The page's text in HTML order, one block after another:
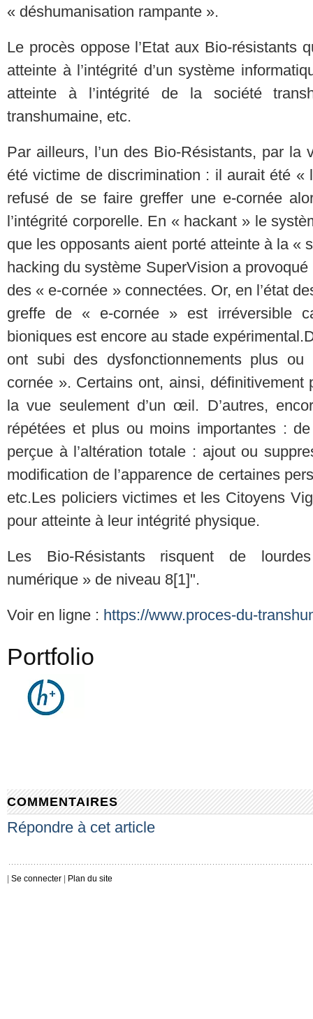
« déshumanisation rampante ».
Le procès oppose l’Etat aux Bio-résistants
atteinte à l’intégrité d’un système
atteinte à l’intégrité de la société
transhumaine, etc.
Par ailleurs, l’un des Bio-Résistants, par la
été victime de discrimination : il aurait été
refusé de se faire greffer une e-cornée
l’intégrité corporelle. En « hackant » le
que les opposants aient porté atteinte à la «
hacking du système SuperVision a
des « e-cornée » connectées. Or, en l’état
greffe de « e-cornée » est irréversible
bioniques est encore au stade expérimental.
ont subi des dysfonctionnements plus
cornée ». Certains ont, ainsi, définitivement
la vue seulement d’un œil. D’autres,
répétées et plus ou moins importantes :
perçue à l’altération totale : ajout ou
modification de l’apparence de certaines
etc. ​ Les policiers victimes et les Citoyens
pour atteinte à leur intégrité physique.
Les Bio-Résistants risquent de
numérique » de niveau 8[1]".
Voir en ligne : https://www.proces-du-
Portfolio
COMMENTAIRES
Répondre à cet article
| Se connecter | Plan du site